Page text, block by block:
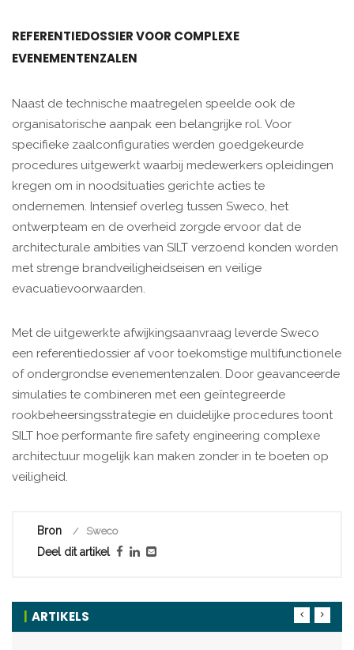
REFERENTIEDOSSIER VOOR COMPLEXE
EVENEMENTENZALEN
Naast de technische maatregelen speelde ook de
organisatorische aanpak een belangrijke rol. Voor
specifieke zaalconfiguraties werden goedgekeurde
procedures uitgewerkt waarbij medewerkers opleidingen
kregen om in noodsituaties gerichte acties te
ondernemen. Intensief overleg tussen Sweco, het
ontwerpteam en de overheid zorgde ervoor dat de
architecturale ambities van SILT verzoend konden worden
met strenge brandveiligheidseisen en veilige
evacuatievoorwaarden.
Met de uitgewerkte afwijkingsaanvraag leverde Sweco
een referentiedossier af voor toekomstige multifunctionele
of ondergrondse evenementenzalen. Door geavanceerde
simulaties te combineren met een geïntegreerde
rookbeheersingsstrategie en duidelijke procedures toont
SILT hoe performante fire safety engineering complexe
architectuur mogelijk kan maken zonder in te boeten op
veiligheid.
Bron Sweco
Deel dit artikel
ARTIKELS